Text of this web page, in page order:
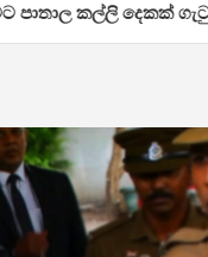
ගැටුණු ඇත්ත හේතුව